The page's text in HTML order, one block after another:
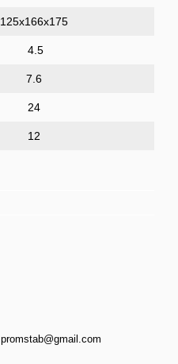
125х166х175
4.5
7.6
24
12
promstab@gmail.com